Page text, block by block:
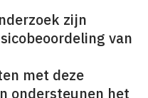
zijn
van
met deze
ondersteunen het